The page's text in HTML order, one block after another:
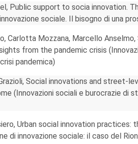
Public support to socia innovation.
sociale. Il bisogno di una
Carlotta Mozzana, Marcello
from the pandemic crisis
pandemica)
Social innovations and street-
(Innovazioni sociali e burocrazie di
Urban social innovation practices:
di innovazione sociale: il caso del